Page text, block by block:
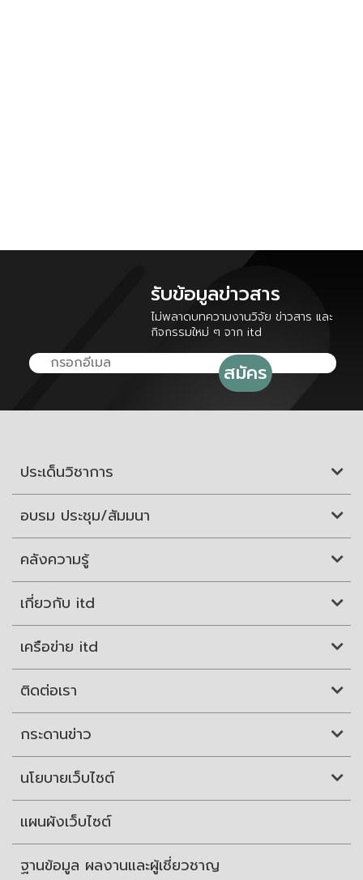
รับข้อมูลข่าวสาร
ไม่พลาดบทความงานวิจัย ข่าวสาร และ
กิจกรรมใหม่ ๆ จาก itd
ประเด็นวิชาการ
อบรม ประชุม/สัมมนา
คลังความรู้
เกี่ยวกับ itd
เครือข่าย itd
ติดต่อเรา
กระดานข่าว
นโยบายเว็บไซต์
แผนผังเว็บไซต์
ฐานข้อมูล ผลงานและผู้เชี่ยวชาญ